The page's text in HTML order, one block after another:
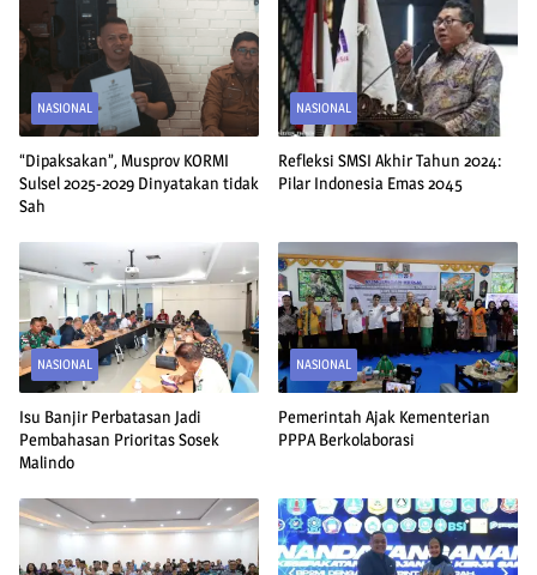
NASIONAL
“Dipaksakan”, Musprov KORMI
Sulsel 2025-2029 Dinyatakan tidak
Sah
NASIONAL
Refleksi SMSI Akhir Tahun 2024:
Pilar Indonesia Emas 2045
NASIONAL
Isu Banjir Perbatasan Jadi
Pembahasan Prioritas Sosek
Malindo
NASIONAL
Pemerintah Ajak Kementerian
PPPA Berkolaborasi